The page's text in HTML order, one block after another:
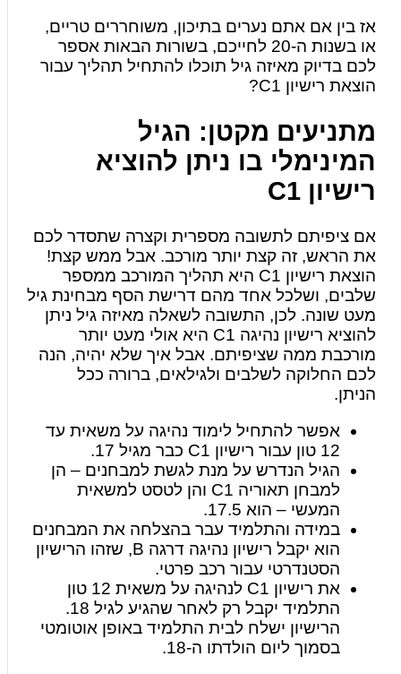
אז בין אם אתם נערים בתיכון, משוחררים טריים,
או בשנות ה-20 לחייכם, בשורות הבאות אספר
לכם בדיוק מאיזה גיל תוכלו להתחיל תהליך עבור
הוצאת רישיון C1?
מתניעים מקטן: הגיל
המינימלי בו ניתן להוציא
רישיון C1
אם ציפיתם לתשובה מספרית וקצרה שתסדר לכם
את הראש, זה קצת יותר מורכב. אבל ממש קצת!
הוצאת רישיון C1 היא תהליך המורכב ממספר
שלבים, ושלכל אחד מהם דרישת הסף מבחינת גיל
מעט שונה. לכן, התשובה לשאלה מאיזה גיל ניתן
להוציא רישיון נהיגה C1 היא אולי מעט יותר
מורכבת ממה שציפיתם. אבל איך שלא יהיה, הנה
לכם החלוקה לשלבים ולגילאים, ברורה ככל
הניתן.
אפשר להתחיל לימוד נהיגה על משאית עד
12 טון עבור רישיון C1 כבר מגיל 17.
הגיל הנדרש על מנת לגשת למבחנים – הן
למבחן תאוריה C1 והן לטסט למשאית
המעשי – הוא 17.5.
במידה והתלמיד עבר בהצלחה את המבחנים
הוא יקבל רישיון נהיגה דרגה B, שזהו הרישיון
הסטנדרטי עבור רכב פרטי.
את רישיון C1 לנהיגה על משאית 12 טון
התלמיד יקבל רק לאחר שהגיע לגיל 18.
הרישיון ישלח לבית התלמיד באופן אוטומטי
בסמוך ליום הולדתו ה-18.